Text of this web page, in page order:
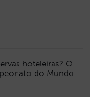
hoteleiras? O
do Mundo